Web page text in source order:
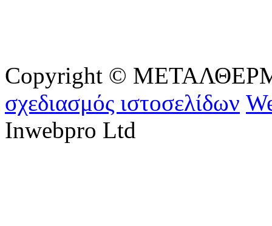
Copyright © ΜΕΤΑΛΘΕΡΜ
σχεδιασμός ιστοσελίδων
Inwebpro Ltd